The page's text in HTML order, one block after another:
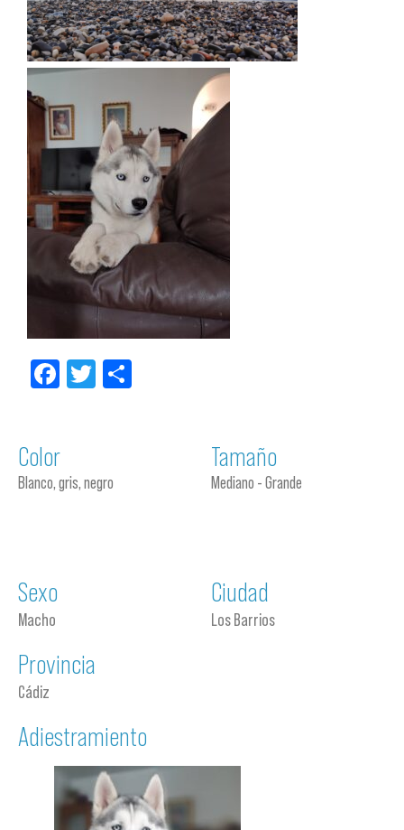
Facebook
Twitter
Color
Blanco, gris, negro
Tamaño
Mediano - Grande
Sexo
Macho
Ciudad
Los Barrios
Provincia
Cádiz
Adiestramiento